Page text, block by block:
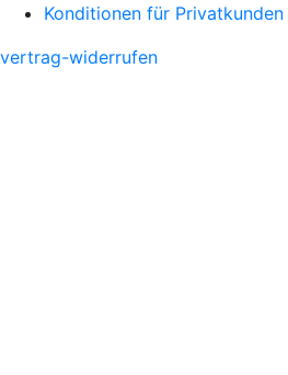
Konditionen für Privatkunden
vertrag-widerrufen